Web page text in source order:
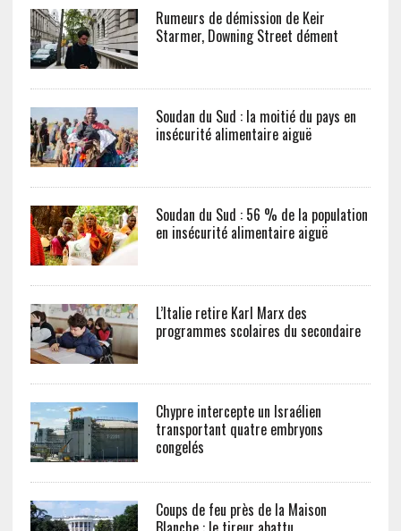
Rumeurs de démission de Keir
Starmer, Downing Street dément
Soudan du Sud : la moitié du pays en
insécurité alimentaire aiguë
Soudan du Sud : 56 % de la population
en insécurité alimentaire aiguë
L’Italie retire Karl Marx des
programmes scolaires du secondaire
Chypre intercepte un Israélien
transportant quatre embryons
congelés
Coups de feu près de la Maison